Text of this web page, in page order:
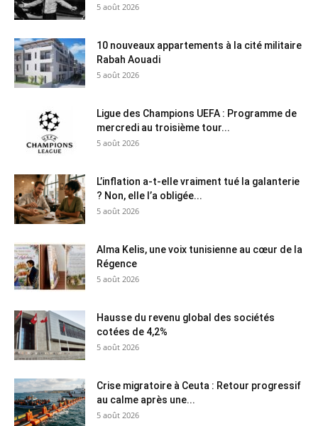
5 août 2026
10 nouveaux appartements à la cité militaire
Rabah Aouadi
5 août 2026
Ligue des Champions UEFA : Programme de
mercredi au troisième tour...
5 août 2026
L’inflation a-t-elle vraiment tué la galanterie
? Non, elle l’a obligée...
5 août 2026
Alma Kelis, une voix tunisienne au cœur de la
Régence
5 août 2026
Hausse du revenu global des sociétés
cotées de 4,2%
5 août 2026
Crise migratoire à Ceuta : Retour progressif
au calme après une...
5 août 2026